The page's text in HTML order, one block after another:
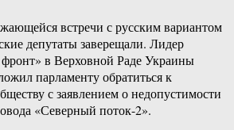
встречи с русским вариантом
депутаты заверещали. Лидер
в Верховной Раде Украины
парламенту обратиться к
с заявлением о недопустимости
«Северный поток-2».